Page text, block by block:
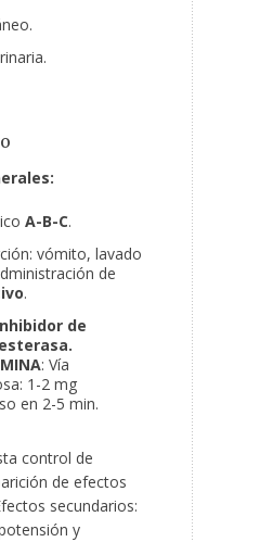
A-B-C.
vómito, lavado
de
.
de
: Vía
1-2 mg
en 2-5 min.
control de
de efectos
secundarios:
y